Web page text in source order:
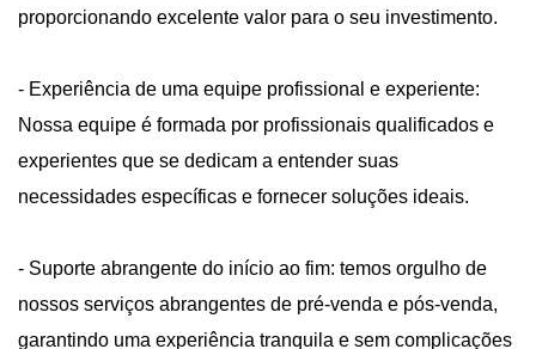
proporcionando excelente valor para o seu investimento.
- Experiência de uma equipe profissional e experiente:
Nossa equipe é formada por profissionais qualificados e
experientes que se dedicam a entender suas
necessidades específicas e fornecer soluções ideais.
- Suporte abrangente do início ao fim: temos orgulho de
nossos serviços abrangentes de pré-venda e pós-venda,
garantindo uma experiência tranquila e sem complicações